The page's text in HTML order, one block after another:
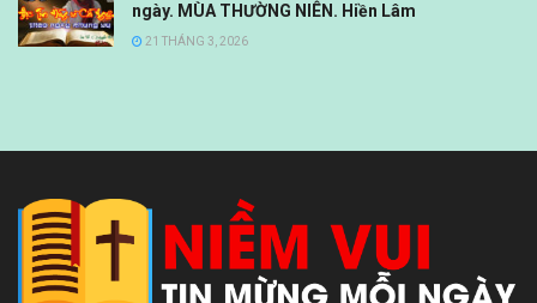
ngày. MÙA THƯỜNG NIÊN. Hiền Lâm
21 THÁNG 3, 2026